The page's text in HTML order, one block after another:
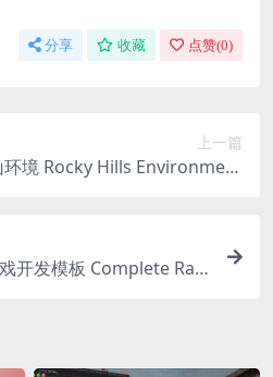
分享 收藏 点赞(0)
上一篇
境 Rocky Hills Environment
开发模板 Complete Raci